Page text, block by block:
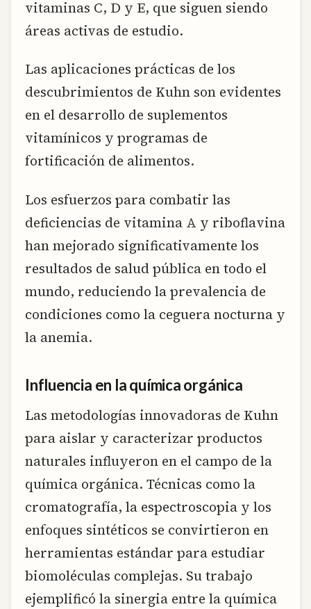
vitaminas C, D y E, que siguen siendo
áreas activas de estudio.
Las aplicaciones prácticas de los
descubrimientos de Kuhn son evidentes
en el desarrollo de suplementos
vitamínicos y programas de
fortificación de alimentos.
Los esfuerzos para combatir las
deficiencias de vitamina A y riboflavina
han mejorado significativamente los
resultados de salud pública en todo el
mundo, reduciendo la prevalencia de
condiciones como la ceguera nocturna y
la anemia.
Influencia en la química orgánica
Las metodologías innovadoras de Kuhn
para aislar y caracterizar productos
naturales influyeron en el campo de la
química orgánica. Técnicas como la
cromatografía, la espectroscopia y los
enfoques sintéticos se convirtieron en
herramientas estándar para estudiar
biomoléculas complejas. Su trabajo
ejemplificó la sinergia entre la química